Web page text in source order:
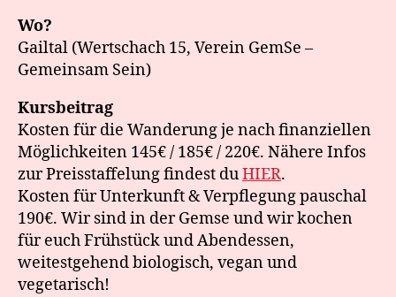
Wo?
Gailtal (Wertschach 15, Verein GemSe –
Gemeinsam Sein)
Kursbeitrag
Kosten für die Wanderung je nach finanziellen
Möglichkeiten 145€ / 185€ / 220€. Nähere Infos
zur Preisstaffelung findest duHIER.
Kosten für Unterkunft & Verpflegung pauschal
190€. Wir sind in der Gemse und wir kochen
für euch Frühstück und Abendessen,
weitestgehend biologisch, vegan und
vegetarisch!